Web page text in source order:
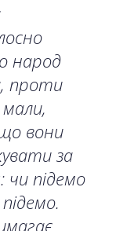
народ
проти
мали,
вони
за
підемо